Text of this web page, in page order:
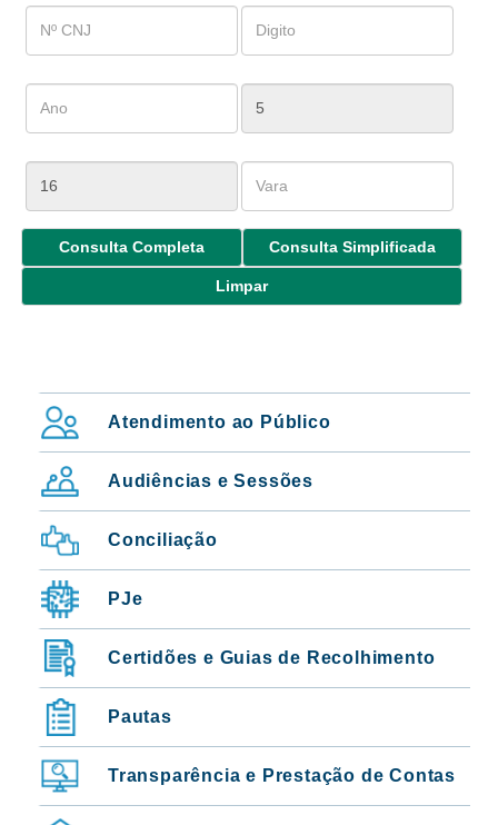
Consulta Completa Consulta Simplificada
Limpar
MENU: SERVIÇOS VERTICAL
Atendimento ao Público
Audiências e Sessões
Conciliação
PJe
Certidões e Guias de Recolhimento
Pautas
Transparência e Prestação de Contas